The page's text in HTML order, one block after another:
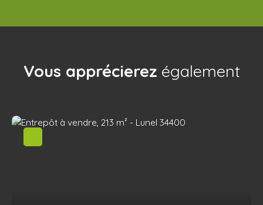
Vous apprécierez également